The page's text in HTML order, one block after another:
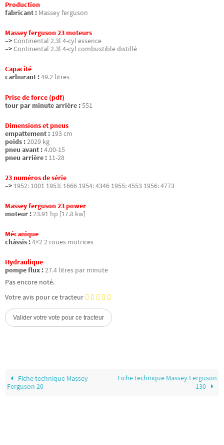
Production
fabricant : Massey ferguson
Massey ferguson 23 moteurs
–>Continental 2.3l 4-cyl essence
–>Continental 2.3l 4-cyl combustible distillé
Capacité
carburant :49.2 litres
Prise de force (pdf)
tour par minute arrière :551
Dimensions et pneus
empattement : 193 cm
poids :2029 kg
pneu avant :4.00-15
pneu arrière : 11-28
23 numéros de série
–> 1952: 1001 1953: 1666 1954: 4346 1955: 4553 1956: 4773
Massey ferguson 23 power
moteur :23.91 hp [17.8 kw]
Mécanique
châssis :4×2 2 roues motrices
Hydraulique
pompe flux :27.4 litres par minute
Pas encore noté.
Votre avis pour ce tracteur
Fiche technique Massey
Ferguson 20
Fiche technique Massey Ferguson
130